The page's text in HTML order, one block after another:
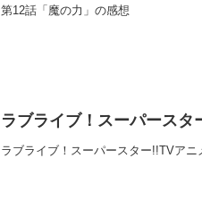
第12話「魔の力」の感想
ラブライブ！スーパース
ラブライブ！スーパースター!!TVア